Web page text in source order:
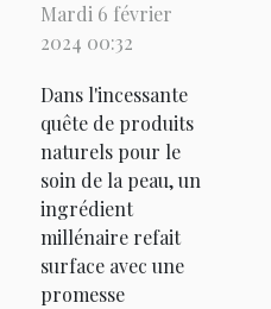
et
du lait
d'ânesse
pour la peau
Mardi 6 février
2024 00:32
Dans l'incessante
quête de produits
naturels pour le
soin de la peau, un
ingrédient
millénaire refait
surface avec une
promesse